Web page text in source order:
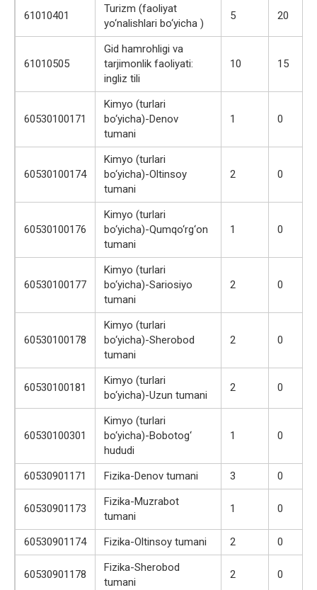
61010401
Turizm (faoliyat
yo‘nalishlari bo‘yicha )
5 20
61010505
Gid hamrohligi va
tarjimonlik faoliyati:
ingliz tili
10 15
60530100171
Kimyo (turlari
bo‘yicha)-Denov
tumani
1 0
60530100174
Kimyo (turlari
bo‘yicha)-Oltinsoy
tumani
2 0
60530100176
Kimyo (turlari
bo‘yicha)-Qumqo‘rg‘on
tumani
1 0
60530100177
Kimyo (turlari
bo‘yicha)-Sariosiyo
tumani
2 0
60530100178
Kimyo (turlari
bo‘yicha)-Sherobod
tumani
2 0
60530100181
Kimyo (turlari
bo‘yicha)-Uzun tumani
2 0
60530100301
Kimyo (turlari
bo‘yicha)-Bobotog‘
hududi
1 0
60530901171 Fizika-Denov tumani 3 0
60530901173
Fizika-Muzrabot
tumani
1 0
60530901174 Fizika-Oltinsoy tumani 2 0
60530901178
Fizika-Sherobod
tumani
2 0